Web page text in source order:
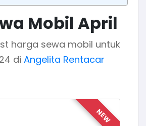
Mobil April
harga sewa mobil untuk
di Angelita Rentacar
NEW